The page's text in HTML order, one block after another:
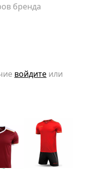
бренда
войдите или